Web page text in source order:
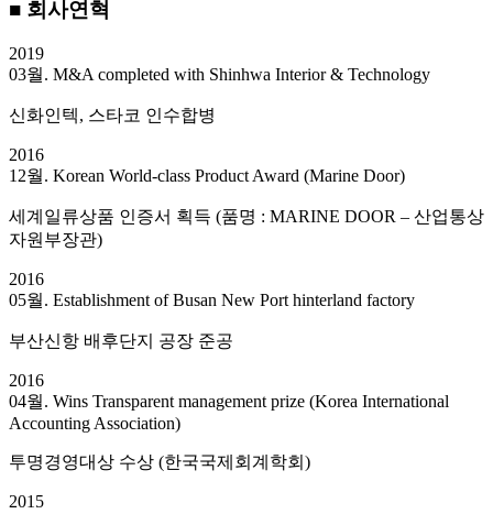
■ 회사연혁
2019
03월. M&A completed with Shinhwa Interior & Technology
신화인텍, 스타코 인수합병
2016
12월. Korean World-class Product Award (Marine Door)
세계일류상품 인증서 획득 (품명 : MARINE DOOR – 산업통상
자원부장관)
2016
05월. Establishment of Busan New Port hinterland factory
부산신항 배후단지 공장 준공
2016
04월. Wins Transparent management prize (Korea International
Accounting Association)
투명경영대상 수상 (한국국제회계학회)
2015